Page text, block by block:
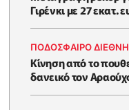
Γιρένκι με 27 εκατ.
ΠΟΔΟΣΦΑΙΡΟ ΔΙΕΘΝΗ
Kίνηση από το
δανεικό τον